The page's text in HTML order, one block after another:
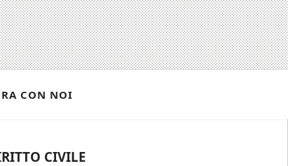
CON NOI
CIVILE